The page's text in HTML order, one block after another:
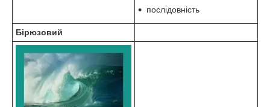
послідовність
Бірюзовий